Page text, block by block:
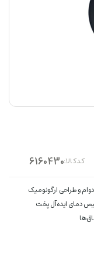
کدکالا: